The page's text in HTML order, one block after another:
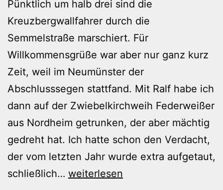
Pünktlich um halb drei sind die
Kreuzbergwallfahrer durch die
Semmelstraße marschiert. Für
Willkommensgrüße war aber nur ganz kurz
Zeit, weil im Neumünster der
Abschlusssegen stattfand. Mit Ralf habe ich
dann auf der Zwiebelkirchweih Federweißer
aus Nordheim getrunken, der aber mächtig
gedreht hat. Ich hatte schon den Verdacht,
der vom letzten Jahr wurde extra aufgetaut,
schließlich… Rückkehr
weiterlesen